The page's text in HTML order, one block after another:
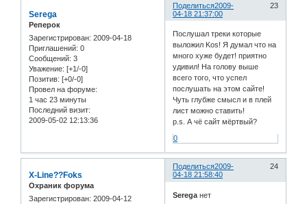
Поделиться 23
2009-
04-18 21:37:00
Serega
Реперок
Зарегистрирован: 2009-04-18
Приглашений: 0
Сообщений: 3
Уважение: [+1/-0]
Позитив: [+0/-0]
Провел на форуме:
1 час 23 минуты
Последний визит:
2009-05-02 12:13:36
Послушал треки которые
выложил Kos! Я думал что на
много хуже будет! приятно
удивил! На голову выше
всего того, что успел
послушать на этом сайте!
Чуть глубже смысл и в плей
лист можно ставить!
p.s. А чё сайт мёртвый?
0
Поделиться 24
2009-
04-18 21:58:40
X-Line??Foks
Охраник форума
Зарегистрирован: 2009-04-12
Serega нет